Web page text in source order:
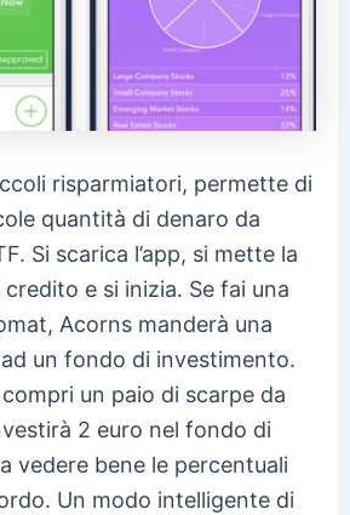
risparmiatori, permette di
quantità di denaro da
Si scarica l’app, si mette la
e si inizia. Se fai una
Acorns manderà una
un fondo di investimento.
un paio di scarpe da
2 euro nel fondo di
vedere bene le percentuali
Un modo intelligente di